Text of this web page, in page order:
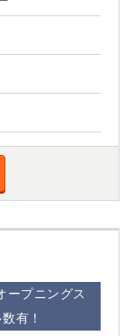
ープニングス
有！